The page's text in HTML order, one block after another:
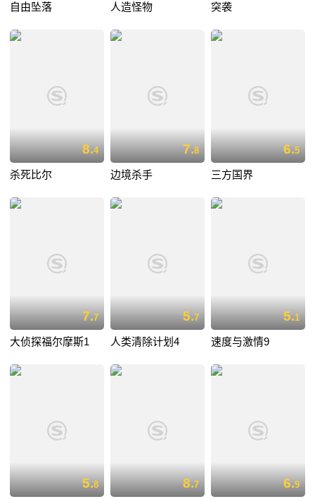
自由坠落 人造怪物 突袭
8.4
杀死比尔
7.8
边境杀手
6.5
三方国界
7.7
大侦探福尔摩斯1
5.7
人类清除计划4
5.1
速度与激情9
5.8 8.7 6.9